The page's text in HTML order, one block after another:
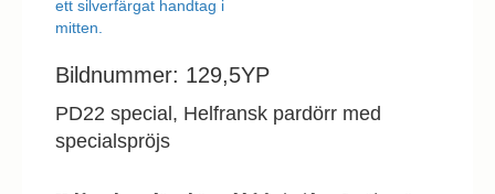
Bildnummer: 129,5YP
PD22 special, Helfransk pardörr med
specialspröjs